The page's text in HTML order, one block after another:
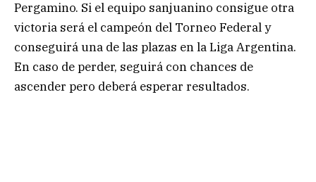
Pergamino. Si el equipo sanjuanino consigue otra
victoria será el campeón del Torneo Federal y
conseguirá una de las plazas en la Liga Argentina.
En caso de perder, seguirá con chances de
ascender pero deberá esperar resultados.